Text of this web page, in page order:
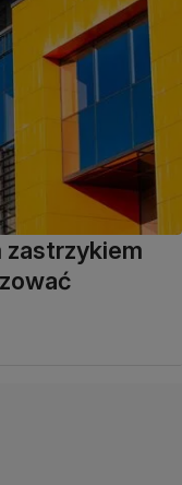
zastrzykiem